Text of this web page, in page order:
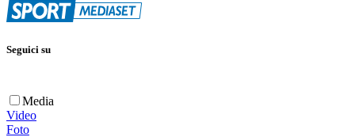
Seguici su
Media
Video
Foto